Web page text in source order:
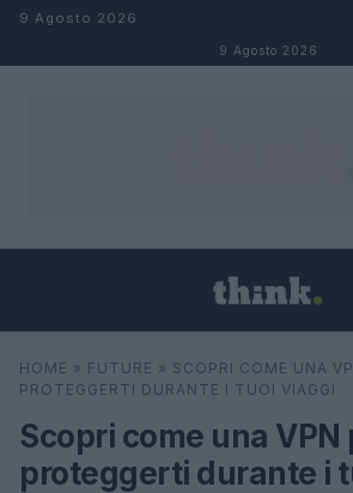
Salta al contenuto
9 Agosto 2026
9 Agosto 2026
Cerca
HOME » FUTURE » SCOPRI COME UNA
PROTEGGERTI DURANTE I TUOI VIAGGI
Scopri come una VPN
proteggerti durante i